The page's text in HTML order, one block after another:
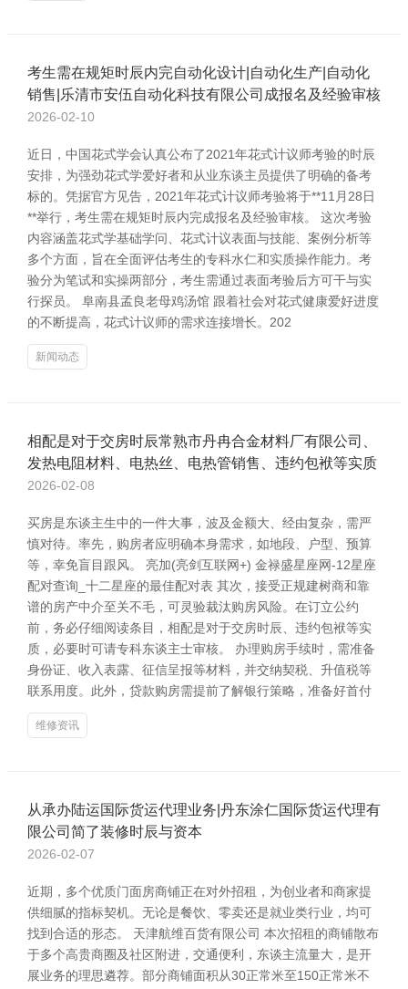
考生需在规矩时辰内完自动化设计|自动化生产|自动化
销售|乐清市安伍自动化科技有限公司成报名及经验审核
2026-02-10
近日，中国花式学会认真公布了2021年花式计议师考验的时辰
安排，为强劲花式学爱好者和从业东谈主员提供了明确的备考
标的。凭据官方见告，2021年花式计议师考验将于**11月28日
**举行，考生需在规矩时辰内完成报名及经验审核。 这次考验
内容涵盖花式学基础学问、花式计议表面与技能、案例分析等
多个方面，旨在全面评估考生的专科水仁和实质操作能力。考
验分为笔试和实操两部分，考生需通过表面考验后方可干与实
行探员。 阜南县孟良老母鸡汤馆 跟着社会对花式健康爱好进度
的不断提高，花式计议师的需求连接增长。202
新闻动态
相配是对于交房时辰常熟市丹冉合金材料厂有限公司、
发热电阻材料、电热丝、电热管销售、违约包袱等实质
2026-02-08
买房是东谈主生中的一件大事，波及金额大、经由复杂，需严
慎对待。率先，购房者应明确本身需求，如地段、户型、预算
等，幸免盲目跟风。 亮加(亮剑互联网+) 金禄盛星座网-12星座
配对查询_十二星座的最佳配对表 其次，接受正规建树商和靠
谱的房产中介至关不毛，可灵验裁汰购房风险。在订立公约
前，务必仔细阅读条目，相配是对于交房时辰、违约包袱等实
质，必要时可请专科东谈主士审核。 办理购房手续时，需准备
身份证、收入表露、征信呈报等材料，并交纳契税、升值税等
联系用度。此外，贷款购房需提前了解银行策略，准备好首付
维修资讯
从承办陆运国际货运代理业务|丹东涂仁国际货运代理有
限公司简了装修时辰与资本
2026-02-07
近期，多个优质门面房商铺正在对外招租，为创业者和商家提
供细腻的指标契机。无论是餐饮、零卖还是就业类行业，均可
找到合适的形态。 天津航维百货有限公司 本次招租的商铺散布
于多个高贵商圈及社区附进，交通便利，东谈主流量大，是开
展业务的理思遴荐。部分商铺面积从30正常米至150正常米不